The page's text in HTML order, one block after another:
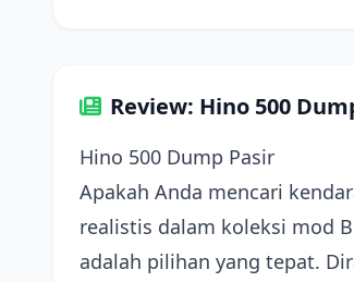
Review: Hino 500
Hino 500 Dump Pasir
Apakah Anda mencari
realistis dalam koleksi mod
adalah pilihan yang tepat.